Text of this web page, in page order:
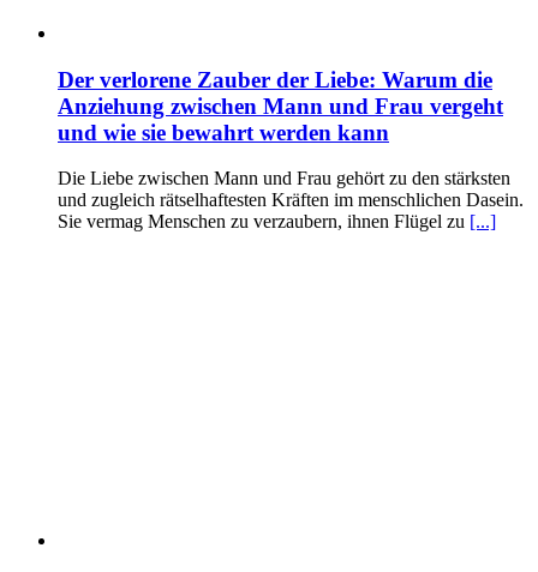
Der verlorene Zauber der Liebe: Warum die
Anziehung zwischen Mann und Frau vergeht
und wie sie bewahrt werden kann
Die Liebe zwischen Mann und Frau gehört zu den stärksten
und zugleich rätselhaftesten Kräften im menschlichen Dasein.
Sie vermag Menschen zu verzaubern, ihnen Flügel zu [...]